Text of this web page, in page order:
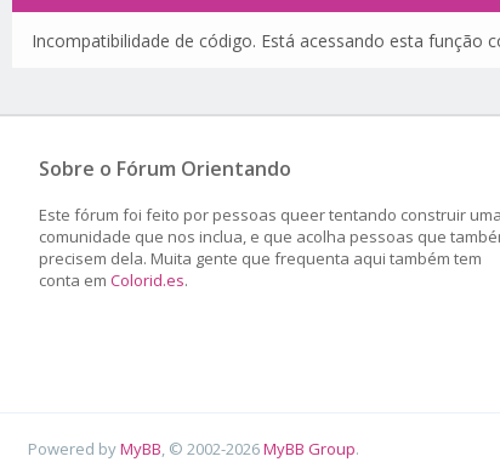
Incompatibilidade de código. Está acessando esta
Sobre o Fórum Orientando
Este fórum foi feito por pessoas queer tentando construir uma
comunidade que nos inclua, e que acolha pessoas que
precisem dela. Muita gente que frequenta aqui também tem
conta em Colorid.es.
Powered byMyBB , © 2002-2026MyBB Group.